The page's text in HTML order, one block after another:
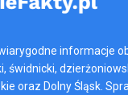
informacje
świdnicki,
oraz Dolny Śląsk.